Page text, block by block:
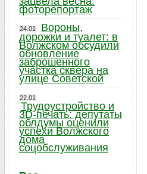
фоторепортаж
24.01
Вороны,
дорожки и туалет: в
Волжском обсудили
обновление
заброшенного
участка сквера на
улице Советской
22.01
Трудоустройство и
3D-печать: депутаты
облдумы оценили
успехи Волжского
дома
соцобслуживания